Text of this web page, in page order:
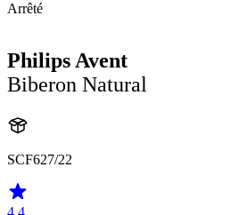
Arrêté
Philips Avent
Biberon Natural
SCF627/22
4.4